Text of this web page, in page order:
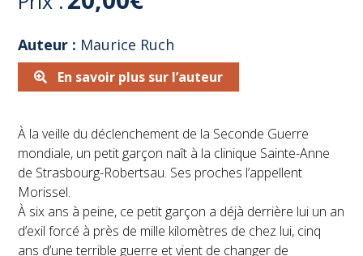
Auteur : Maurice Ruch
En savoir plus sur l’auteur
À la veille du déclenchement de la Seconde Guerre
mondiale, un petit garçon naît à la clinique Sainte-Anne
de Strasbourg-Robertsau. Ses proches l’appellent
Morissel.
À six ans à peine, ce petit garçon a déjà derrière lui un an
d’exil forcé à près de mille kilomètres de chez lui, cinq
ans d’une terrible guerre et vient de changer de